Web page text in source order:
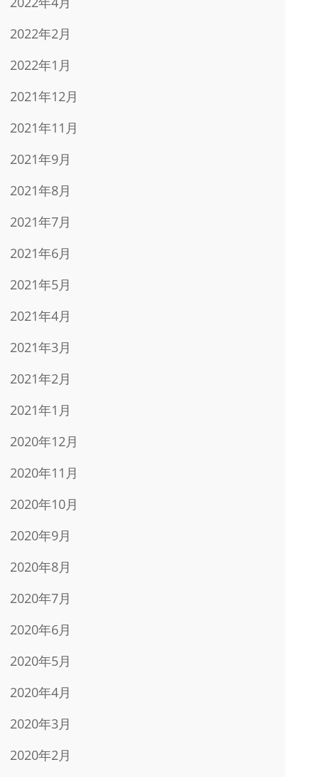
2022年2月
2022年1月
2021年12月
2021年11月
2021年9月
2021年8月
2021年7月
2021年6月
2021年5月
2021年4月
2021年3月
2021年2月
2021年1月
2020年12月
2020年11月
2020年10月
2020年9月
2020年8月
2020年7月
2020年6月
2020年5月
2020年4月
2020年3月
2020年2月